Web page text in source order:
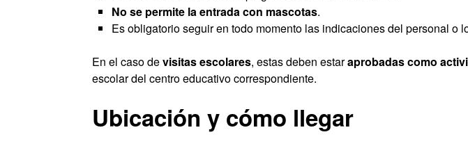
No se permite la entrada con mascotas.
Es obligatorio seguir en todo momento las indicaciones del personal o
En el caso devisitas escolares, estas deben estaraprobadas como
escolar del centro educativo correspondiente.
Ubicación y cómo llegar